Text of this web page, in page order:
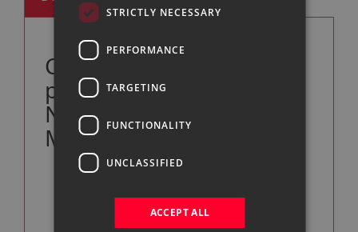
Características
principales del kit de
Navidad Fujifilm Instax
Mini 12 Pastel Blue
Cámara analógica impresión
instantánea
Disponible en 5 colores diferentes:
STRICTLY NECESSARY
PERFORMANCE
TARGETING
FUNCTIONALITY
UNCLASSIFIED
ACCEPT ALL